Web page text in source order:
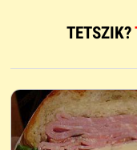
TETSZIK?